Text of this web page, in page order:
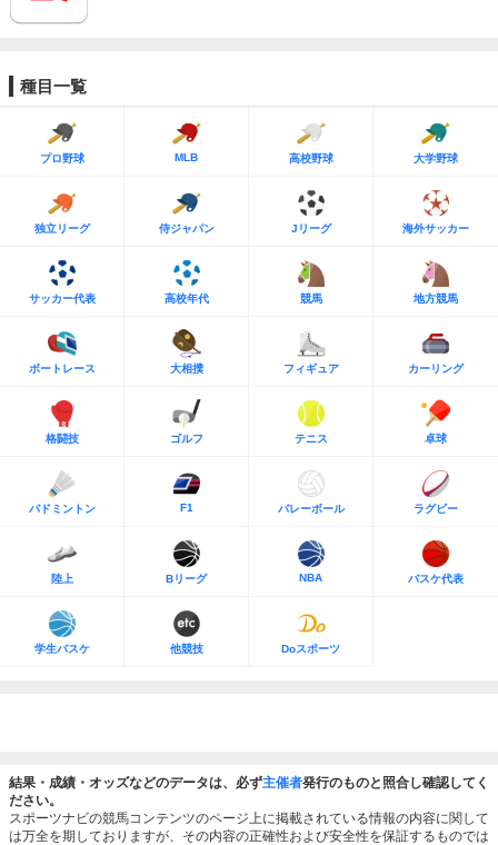
種目一覧
プロ野球 MLB 高校野球 大学野球
独立リーグ 侍ジャパン Jリーグ 海外サッカー
サッカー代表 高校年代 競馬 地方競馬
ボートレース 大相撲 フィギュア カーリング
格闘技 ゴルフ テニス 卓球
バドミントン F1 バレーボール ラグビー
陸上 Bリーグ NBA バスケ代表
学生バスケ 他競技 Doスポーツ
結果・成績・オッズなどのデータは、必ず主催者発行のものと照合し確認してく
ださい。
スポーツナビの競馬コンテンツのページ上に掲載されている情報の内容に関して
は万全を期しておりますが、その内容の正確性および安全性を保証するものでは